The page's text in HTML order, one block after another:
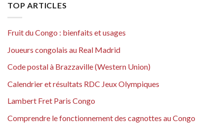
TOP ARTICLES
Fruit du Congo : bienfaits et usages
Joueurs congolais au Real Madrid
Code postal à Brazzaville (Western Union)
Calendrier et résultats RDC Jeux Olympiques
Lambert Fret Paris Congo
Comprendre le fonctionnement des cagnottes au Congo